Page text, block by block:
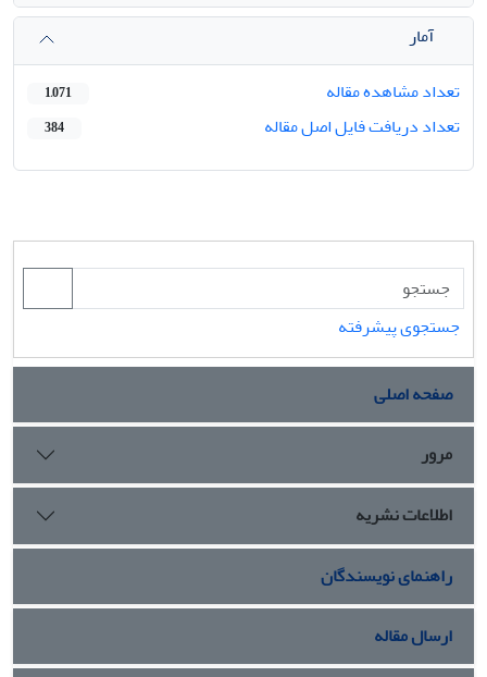
آمار
تعداد مشاهده مقاله
1,071
تعداد دریافت فایل اصل مقاله 384
جستجوی پیشرفته
صفحه اصلی
مرور
اطلاعات نشریه
راهنمای نویسندگان
ارسال مقاله